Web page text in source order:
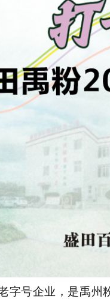
字号企业，是禹